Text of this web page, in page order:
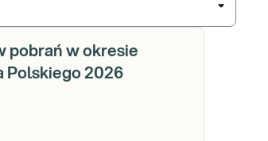
pobrań w okresie
Polskiego 2026